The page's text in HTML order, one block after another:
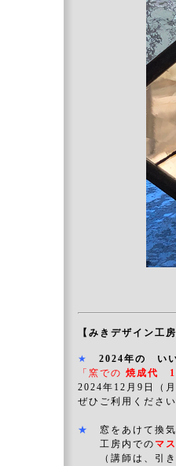
【みきデザイン工
★
2024年の い
「窯での 焼成代
2024年 12月9日（
ぜひご利用くださ
★
窓をあけて換
工房内での マ
（講師は、引き